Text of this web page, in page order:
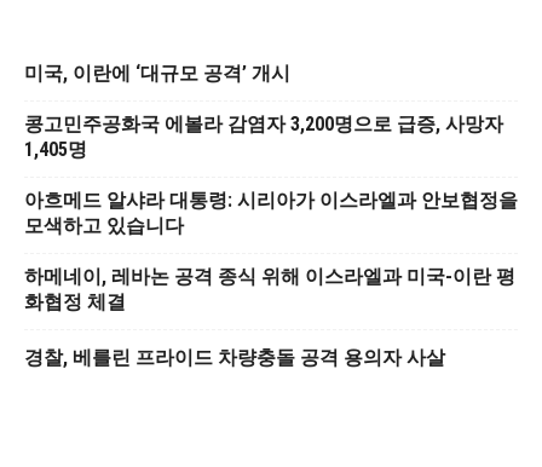
미국, 이란에 ‘대규모 공격’ 개시
콩고민주공화국 에볼라 감염자 3,200명으로 급증, 사망자
1,405명
아흐메드 알샤라 대통령: 시리아가 이스라엘과 안보협정을
모색하고 있습니다
하메네이, 레바논 공격 종식 위해 이스라엘과 미국-이란 평
화협정 체결
경찰, 베를린 프라이드 차량충돌 공격 용의자 사살